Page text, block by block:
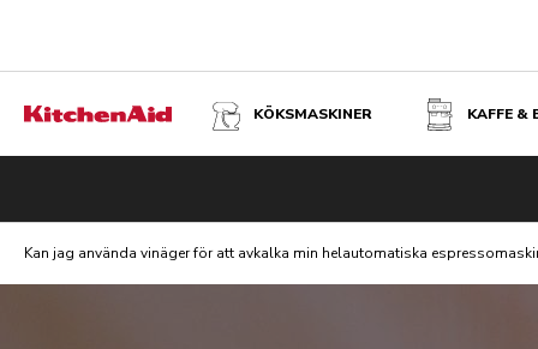
KÖKSMASKINER KAFFE &
Kan jag använda vinäger för att avkalka min helautomatiska